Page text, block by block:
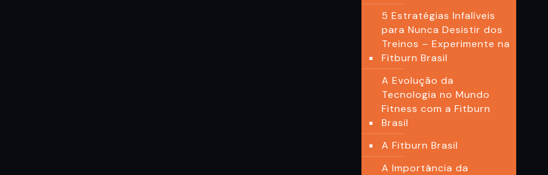
5 Estratégias Infalíveis
para Nunca Desistir dos
Treinos – Experimente na
Fitburn Brasil
A Evolução da
Tecnologia no Mundo
Fitness com a Fitburn
Brasil
A Fitburn Brasil
A Importância da